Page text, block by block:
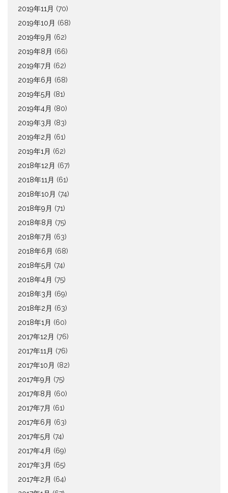
2019年11月 (70)
2019年10月 (68)
2019年9月 (62)
2019年8月 (66)
2019年7月 (62)
2019年6月 (68)
2019年5月 (81)
2019年4月 (80)
2019年3月 (83)
2019年2月 (61)
2019年1月 (62)
2018年12月 (67)
2018年11月 (61)
2018年10月 (74)
2018年9月 (71)
2018年8月 (75)
2018年7月 (63)
2018年6月 (68)
2018年5月 (74)
2018年4月 (75)
2018年3月 (69)
2018年2月 (63)
2018年1月 (60)
2017年12月 (76)
2017年11月 (76)
2017年10月 (82)
2017年9月 (75)
2017年8月 (60)
2017年7月 (61)
2017年6月 (63)
2017年5月 (74)
2017年4月 (69)
2017年3月 (65)
2017年2月 (64)